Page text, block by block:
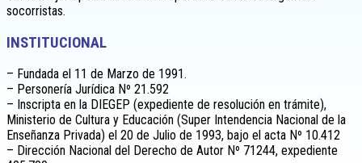
socorristas.
INSTITUCIONAL
– Fundada el 11 de Marzo de 1991.
– Personería Jurídica Nº 21.592
– Inscripta en la DIEGEP (expediente de resolución en trámite),
Ministerio de Cultura y Educación (Super Intendencia Nacional de la
Enseñanza Privada) el 20 de Julio de 1993, bajo el acta Nº 10.412
– Dirección Nacional del Derecho de Autor Nº 71244, expediente